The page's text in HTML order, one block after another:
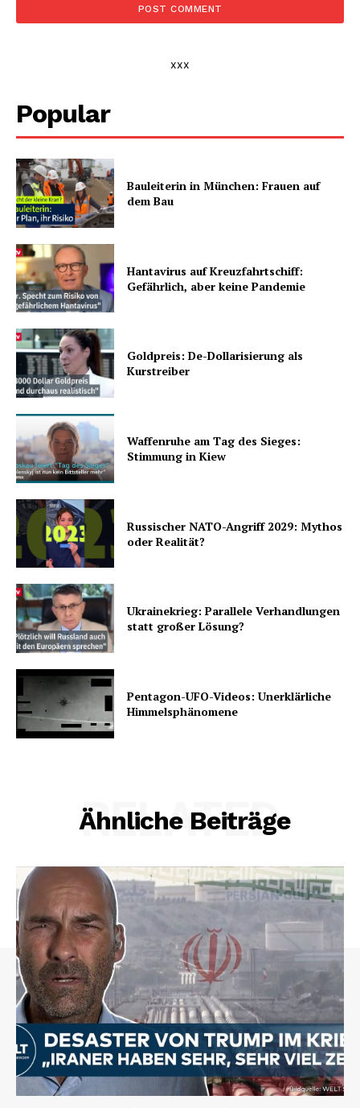
xxx
Popular
Bauleiterin in München: Frauen auf
dem Bau
Hantavirus auf Kreuzfahrtschiff:
Gefährlich, aber keine Pandemie
Goldpreis: De-Dollarisierung als
Kurstreiber
Waffenruhe am Tag des Sieges:
Stimmung in Kiew
Russischer NATO-Angriff 2029: Mythos
oder Realität?
Ukrainekrieg: Parallele Verhandlungen
statt großer Lösung?
Pentagon-UFO-Videos: Unerklärliche
Himmelsphänomene
Ähnliche Beiträge
RELATED